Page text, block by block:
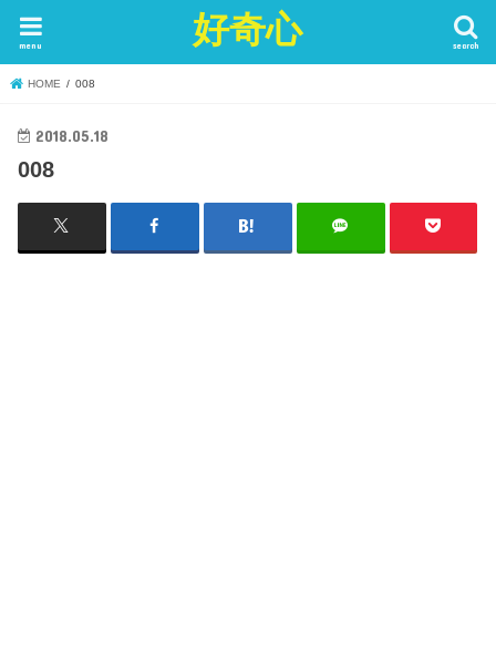
好奇心 search
menu
HOME 008
2018.05.18
008